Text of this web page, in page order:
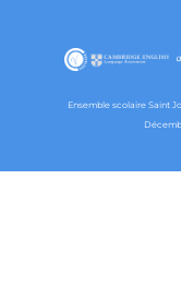
Ensemble scolaire Saint